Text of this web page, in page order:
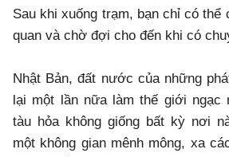
Sau khi xuống trạm, bạn chỉ có thể
quan và chờ đợi cho đến khi có
Nhật Bản, đất nước của những
lại một lần nữa làm thế giới ngạc
tàu hỏa không giống bất kỳ nơi
một không gian mênh mông, xa